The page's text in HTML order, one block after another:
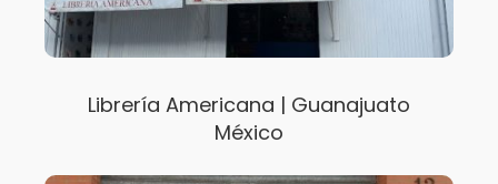
Librería Americana | Guanajuato
México